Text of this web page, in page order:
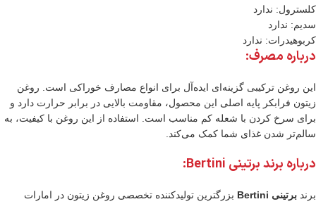
کلسترول: ندارد
سدیم: ندارد
کربوهیدرات: ندارد
درباره مصرف:
این روغن ترکیبی گزینه‌ای ایده‌آل برای انواع مصارف خوراکی است. روغن
زیتون فرابکر پایه اصلی این محصول، مقاومت بالایی در برابر حرارت دارد و
برای سرخ کردن با شعله کم مناسب است. استفاده از این روغن با کیفیت، به
سالم‌تر شدن غذای شما کمک می‌کند.
درباره برند برتینی Bertini:
برند برتینی Bertini
بزرگترین تولید‌کننده تخصصی روغن زیتون در امارات